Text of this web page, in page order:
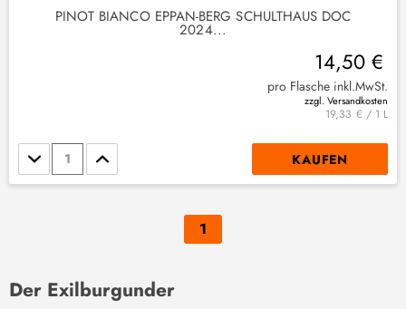
PINOT BIANCO EPPAN-BERG SCHULTHAUS DOC
2024...
14,50 €
pro Flasche inkl.MwSt.
zzgl. Versandkosten
19,33 € / 1 L
Stückzahl KAUFEN
1
Der Exilburgunder